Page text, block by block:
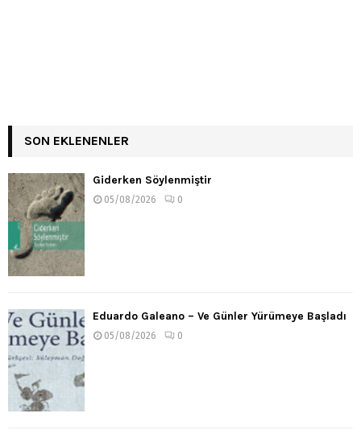
SON EKLENENLER
Giderken Söylenmiştir
05/08/2026 0
Eduardo Galeano – Ve Günler Yürümeye Başladı
05/08/2026 0